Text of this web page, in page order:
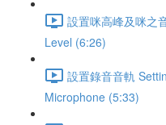
設置咪高峰及咪之
Level (6:26)
設置錄音音軌
Microphone (5:33)